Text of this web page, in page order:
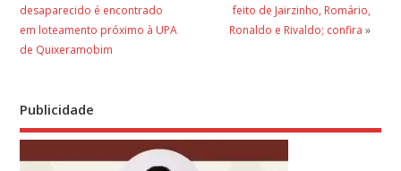
desaparecido é encontrado
em loteamento próximo à UPA
de Quixeramobim
feito de Jairzinho, Romário,
Ronaldo e Rivaldo; confira »
Publicidade